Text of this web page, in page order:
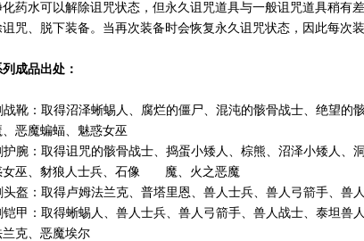
水可以解除诅咒状态，但永久诅咒道具与一般诅咒道具稍有
咒、脱下装备。当再次装备时会恢复永久诅咒状态，因此每次
成品出处：
：取得沼泽蜥蜴人、腐烂的僵尸、混沌的骸骨战士、绝望的
恶魔蝙蝠、魅惑女巫
：取得诅咒的骸骨战士、捣蛋小矮人、棕熊、沼泽小矮人、
女巫、豺狼人士兵、石像 魔、火之恶魔
：取得卢姆法兰克、普塔里恩、兽人士兵、兽人弓箭手、兽
：取得蜥蜴人、兽人士兵、兽人弓箭手、兽人战士、泰坦兽
克、恶魔埃尔